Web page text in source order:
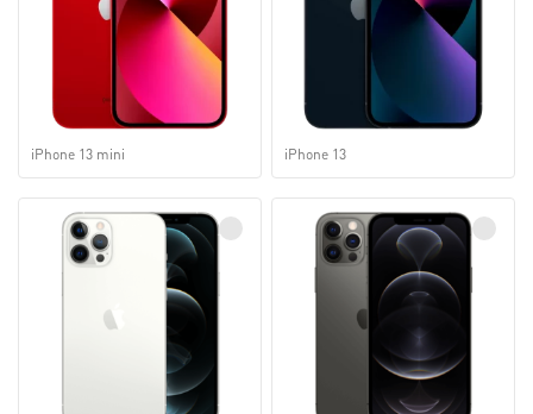
iPhone 13 mini iPhone 13